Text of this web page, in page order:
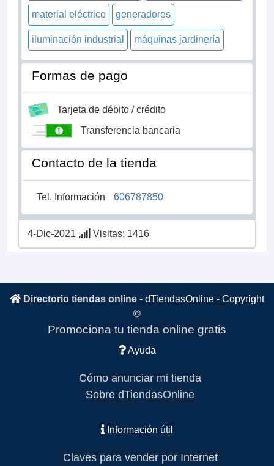
material eléctrico generadores
iluminación industrial máquinas jardinería
Formas de pago
Tarjeta de débito / crédito
Transferencia bancaria
Contacto de la tienda
Tel. Información 606787850
4-Dic-2021 Visitas: 1416
Directorio tiendas online - dTiendasOnline - Copyright
©
Promociona tu tienda online gratis
Ayuda
Cómo anunciar mi tienda
Sobre dTiendasOnline
Información útil
Claves para vender por Internet